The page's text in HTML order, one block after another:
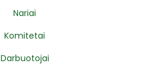
Nariai
Komitetai
Darbuotojai